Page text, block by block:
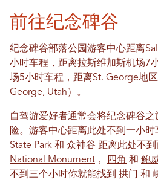
前往纪念碑谷
纪念碑谷部落公园游客中心距离
小时车程，距离拉斯维加斯机场7
场5小时车程，距离St. George地
George, Utah）。
自驾游爱好者通常会将纪念碑谷
险。游客中心距离此处不到一小时
State Park 和 众神谷 距离此处不
National Monument ， 四角 和 鲍
不到三个小时你就能找到 拱门 和